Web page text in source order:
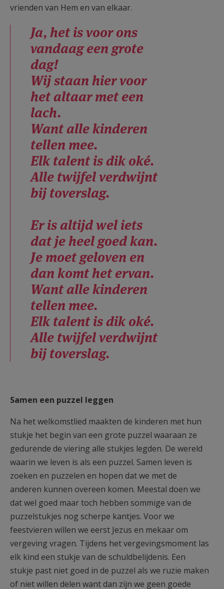
vrienden van Hem en van elkaar.
Ja, het is voor ons
vandaag een grote
dag!
Wij staan hier voor
het altaar met een
lach.
Want alle kinderen
tellen mee.
Elk talent is dik oké.
Alle twijfel verdwijnt
bij toverslag.
Er is altijd wel iets
dat je heel goed kan.
Je moet geloven en
dan komt het ervan.
Want alle kinderen
tellen mee.
Elk talent is dik oké.
Alle twijfel verdwijnt
bij toverslag.
Samen een puzzel leggen
Na het welkomstlied maakten de kinderen met hun
stukje het begin van een grote puzzel waaraan ze
gedurende de viering alle stukjes legden. De wereld
waarin we leven is als een puzzel. Samen leven is
zoeken en puzzelen en hopen dat we met de
anderen kunnen overeen komen. Meestal doen we
dat wel goed maar toch hebben sommige van de
puzzelstukjes nog scherpe kantjes. Voor we
feestvieren willen we eerst Jezus en mekaar om
vergeving vragen. Tijdens het vergevingsmoment las
elk kind een stukje van de schuldbelijdenis. Een
stukje past niet goed in de puzzel als we ruzie maken
of niet willen delen want dan zijn we geen goede